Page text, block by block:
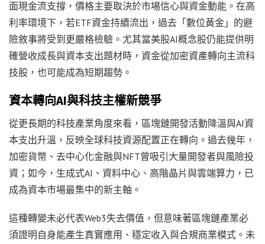
面現金流支撐，價格主要取決於市場信心與資金動能。在高
利率環境下，若ETF資金持續流出，過去「數位黃金」的避
險敘事將受到更嚴格檢驗。尤其當美股AI概念股仍能提供明
確營收成長與資本支出題材時，資金從加密資產轉向主流科
技股，也可能成為短期趨勢。
資本轉向AI與科技主權新競爭
從更長期的科技產業角度來看，區塊鏈開發活動降溫與AI資
本支出升溫，反映全球科技資源配置正在轉向。過去幾年，
加密貨幣、去中心化金融與NFT曾吸引大量開發者與風險投
資；如今，生成式AI、資料中心、高階晶片與雲端算力，已
成為資本市場最集中的新主軸。
這種轉變未必代表Web3失去價值，但意味著區塊鏈產業必
須證明自身能產生真實應用、穩定收入與合規商業模式。未